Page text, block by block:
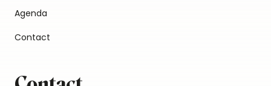
Agenda
Contact